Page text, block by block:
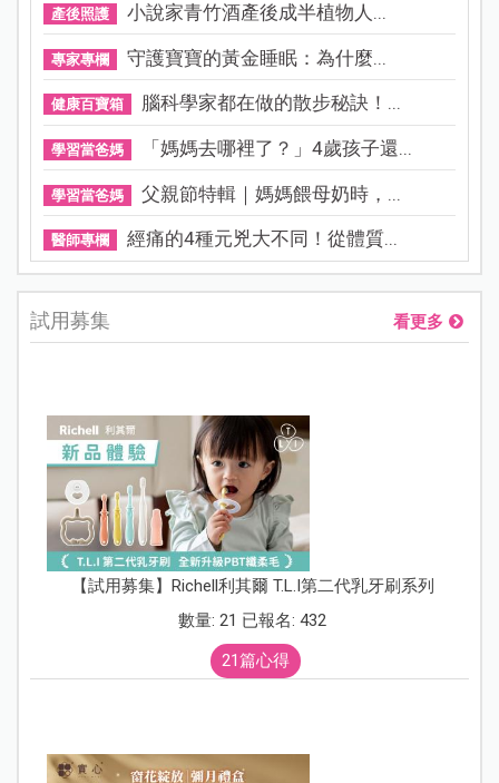
產後照護 小說家青竹酒產後成半植物人...
專家專欄 守護寶寶的黃金睡眠：為什麼...
健康百寶箱 腦科學家都在做的散步秘訣！...
學習當爸媽 「媽媽去哪裡了？」4歲孩子還...
學習當爸媽 父親節特輯｜媽媽餵母奶時，...
醫師專欄 經痛的4種元兇大不同！從體質...
試用募集 看更多
【試用募集】Richell利其爾 T.L.I第二代乳牙刷系列
數量: 21 已報名: 432
21篇心得